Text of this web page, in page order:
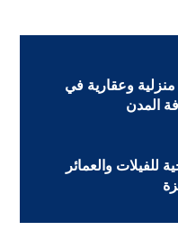
وعقارية في
المدن
للفيلات والعمائر